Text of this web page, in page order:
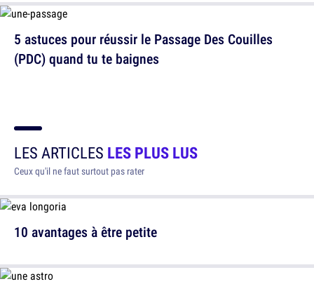
5 astuces pour réussir le Passage Des Couilles
(PDC) quand tu te baignes
LES ARTICLES LES PLUS LUS
Ceux qu'il ne faut surtout pas rater
10 avantages à être petite